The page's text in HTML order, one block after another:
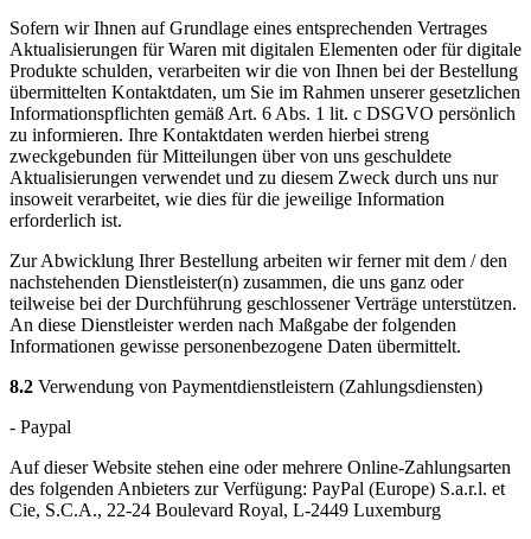
Sofern wir Ihnen auf Grundlage eines entsprechenden Vertrages
Aktualisierungen für Waren mit digitalen Elementen oder für digitale
Produkte schulden, verarbeiten wir die von Ihnen bei der Bestellung
übermittelten Kontaktdaten, um Sie im Rahmen unserer gesetzlichen
Informationspflichten gemäß Art. 6 Abs. 1 lit. c DSGVO persönlich
zu informieren. Ihre Kontaktdaten werden hierbei streng
zweckgebunden für Mitteilungen über von uns geschuldete
Aktualisierungen verwendet und zu diesem Zweck durch uns nur
insoweit verarbeitet, wie dies für die jeweilige Information
erforderlich ist.
Zur Abwicklung Ihrer Bestellung arbeiten wir ferner mit dem / den
nachstehenden Dienstleister(n) zusammen, die uns ganz oder
teilweise bei der Durchführung geschlossener Verträge unterstützen.
An diese Dienstleister werden nach Maßgabe der folgenden
Informationen gewisse personenbezogene Daten übermittelt.
8.2 Verwendung von Paymentdienstleistern (Zahlungsdiensten)
- Paypal
Auf dieser Website stehen eine oder mehrere Online-Zahlungsarten
des folgenden Anbieters zur Verfügung: PayPal (Europe) S.a.r.l. et
Cie, S.C.A., 22-24 Boulevard Royal, L-2449 Luxemburg